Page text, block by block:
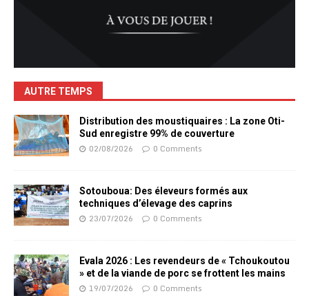
AUTRE TEMPS
Distribution des moustiquaires : La zone Oti-
Sud enregistre 99% de couverture
02/08/2026 0 Comments
Sotouboua: Des éleveurs formés aux
techniques d’élevage des caprins
23/07/2026 0 Comments
Evala 2026 : Les revendeurs de « Tchoukoutou
» et de la viande de porc se frottent les mains
19/07/2026 0 Comments